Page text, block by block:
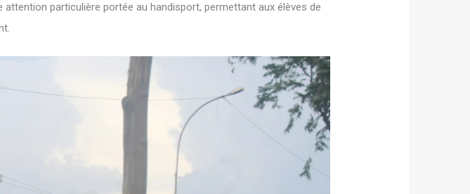
particulière portée au handisport, permettant aux élèves de